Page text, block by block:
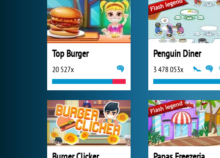
Top Burger
20 527x
Penguin Diner
3 478 053x